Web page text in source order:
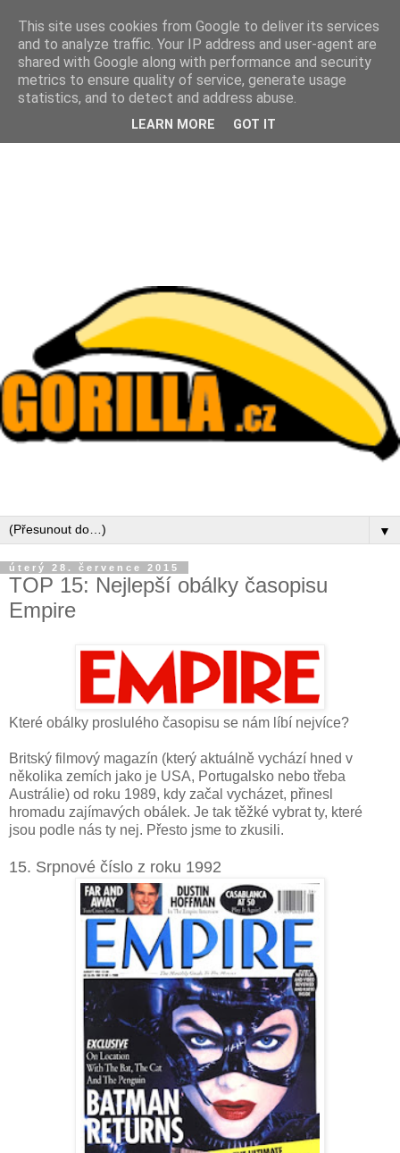
▼
úterý 28. července 2015
TOP 15: Nejlepší obálky časopisu
Empire
Které obálky proslulého časopisu se nám líbí nejvíce?
Britský filmový magazín (který aktuálně vychází hned v
několika zemích jako je USA, Portugalsko nebo třeba
Austrálie) od roku 1989, kdy začal vycházet, přinesl
hromadu zajímavých obálek. Je tak těžké vybrat ty, které
jsou podle nás ty nej. Přesto jsme to zkusili.
15. Srpnové číslo z roku 1992
This site uses cookies from Google to deliver its services
and to analyze traffic. Your IP address and user-agent are
shared with Google along with performance and security
metrics to ensure quality of service, generate usage
statistics, and to detect and address abuse.
LEARN MORE GOT IT